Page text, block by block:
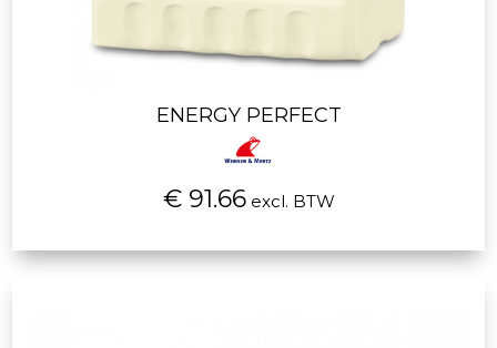
ENERGY PERFECT
€ 91.66excl. BTW